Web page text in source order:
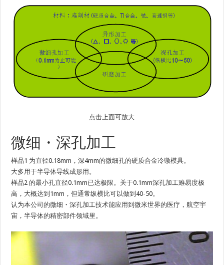
点击上面可放大
微细・深孔加工
样品1 为直径0.18mm，深4mm的微细孔的硬质合金冷镦模具。
大多用于半导体导线成形用。
样品2 的最小孔直径0.1mm已达极限。关于0.1mm深孔加工难易度极
高，大概达到1mm，但通常纵横比可以做到40-50。
认为本公司的微细・深孔加工技术能应用到微米世界的医疗，航空宇
宙，半导体的精密部件领域里。